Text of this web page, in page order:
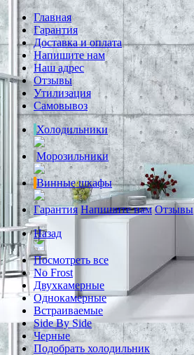
Главная
Гарантия
Доставка и оплата
Напишите нам
Наш адрес
Отзывы
Утилизация
Самовывоз
Холодильники
Морозильники
Винные шкафы
Гарантия Напишите нам Отзывы
Назад
Посмотреть все
No Frost
Двухкамерные
Однокамерные
Встраиваемые
Side By Side
Черные
Подобрать холодильник